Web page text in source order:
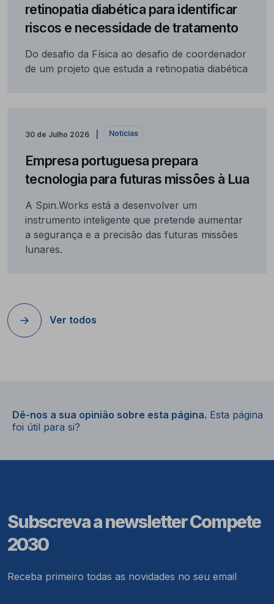
retinopatia diabética para identificar
riscos e necessidade de tratamento
Do desafio da Física ao desafio de coordenador
de um projeto que estuda a retinopatia diabética
30 de Julho 2026 Notícias
Empresa portuguesa prepara
tecnologia para futuras missões à Lua
A Spin.Works está a desenvolver um
instrumento inteligente que pretende aumentar
a segurança e a precisão das futuras missões
lunares.
Ver todos
Dê-nos a sua opinião sobre esta página. Esta página
foi útil para si?
Subscreva a newsletter Compete
2030
Receba primeiro todas as novidades no seu email